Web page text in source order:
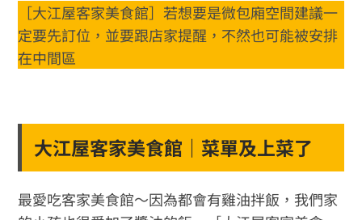
［大江屋客家美食館］若想要是微包廂空間建議一
定要先訂位，並要跟店家提醒，不然也可能被安排
在中間區
大江屋客家美食館｜菜單及上菜了
最愛吃客家美食館～因為都會有雞油拌飯，我們家